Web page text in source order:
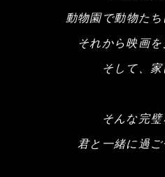
動物園で動物たち
それから映画を
そして、家
そんな完璧
君と一緒に過ご